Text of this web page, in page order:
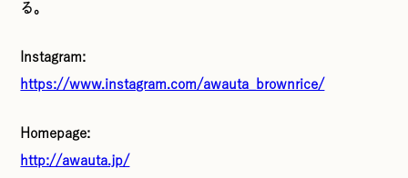
る。
Instagram:
https://www.instagram.com/awauta_brownrice/
Homepage:
http://awauta.jp/